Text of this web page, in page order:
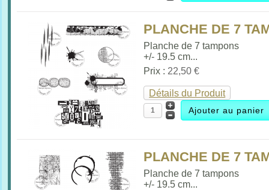
PLANCHE DE 7
Planche de 7 tampons
+/- 19.5 cm...
Prix : 22,50 €
Détails du Produit
PLANCHE DE 7
Planche de 7 tampons
+/- 19.5 cm...